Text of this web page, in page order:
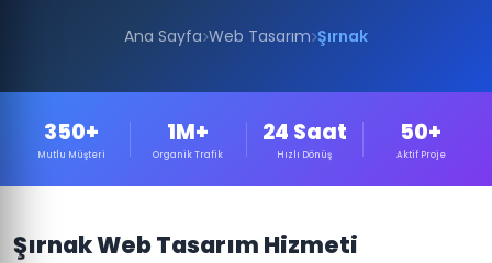
Ana Sayfa Web Tasarım Şırnak
350+
Mutlu Müşteri
1M+
Organik Trafik
24 Saat
Hızlı Dönüş
50+
Aktif Proje
Şırnak Web Tasarım Hizmeti